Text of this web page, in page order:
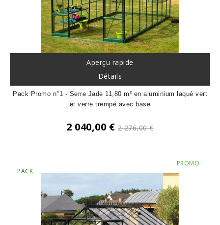
Aperçu rapide
Détails
Pack Promo n°1 - Serre Jade 11,80 m² en aluminium laqué vert
et verre trempé avec base
2 040,00 €Prix
2 276,00 €
PROMO !
PACK